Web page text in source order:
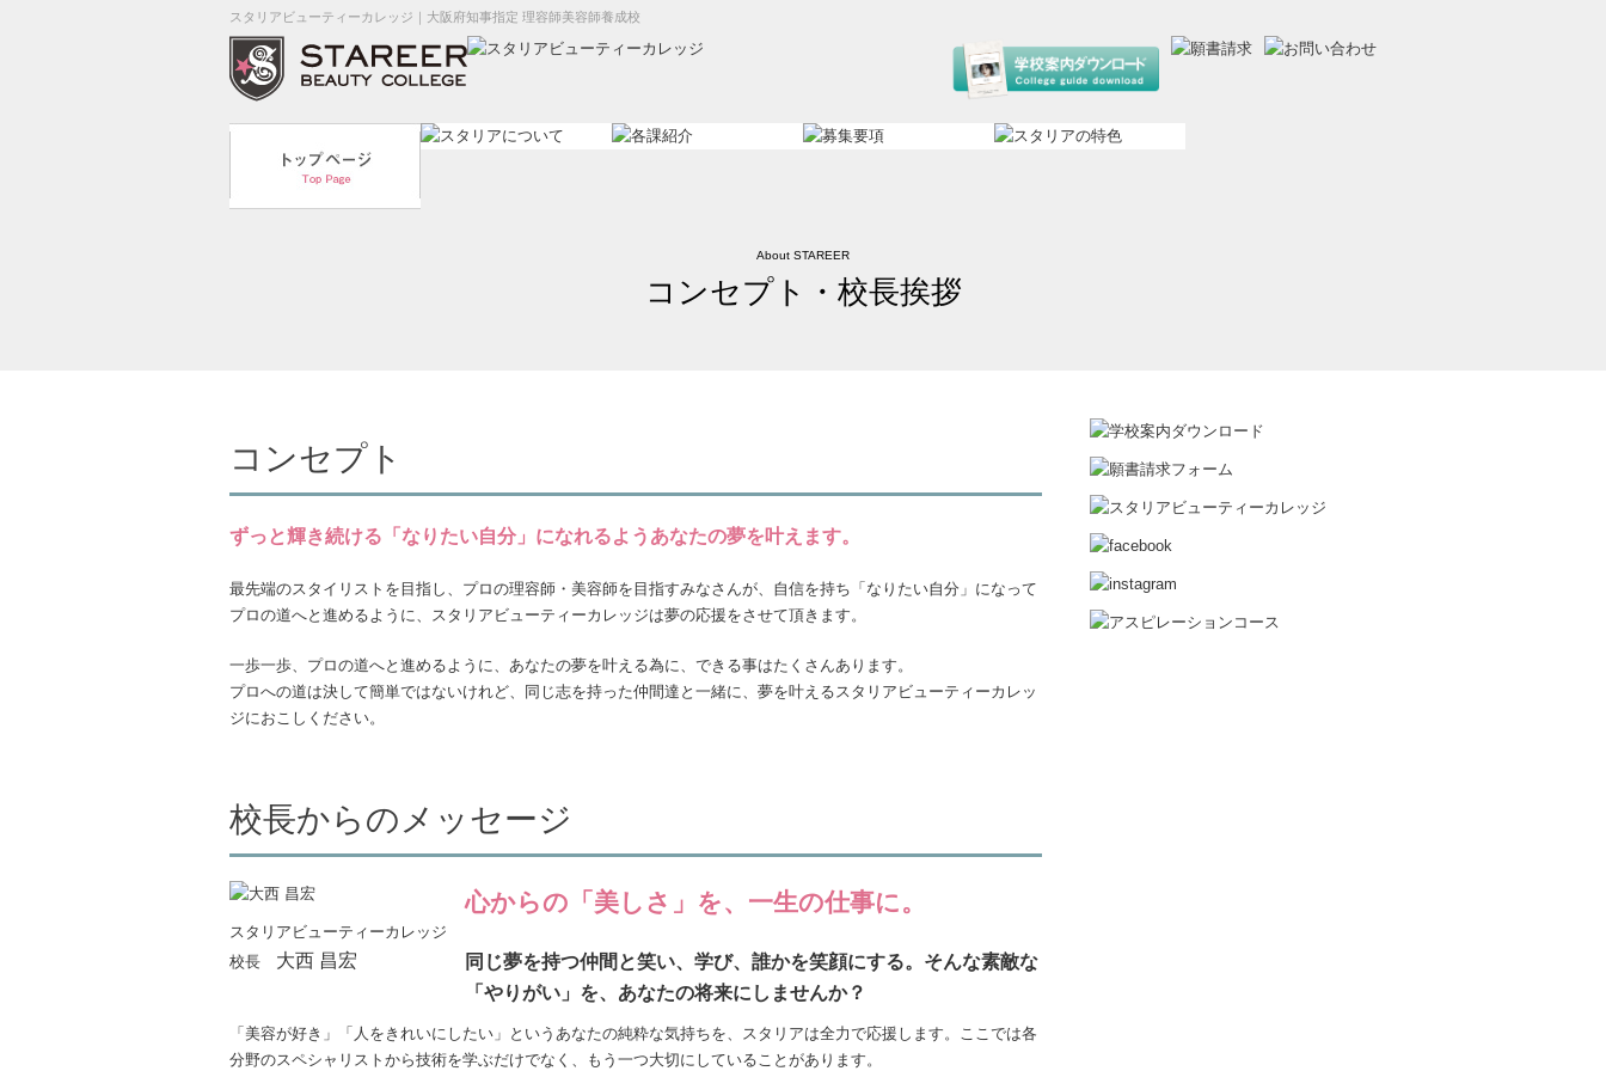
スタリアビューティーカレッジ｜大阪府知事指定 理容師美容師養成校
About STAREER
コンセプト・校長挨拶
コンセプト
ずっと輝き続ける「なりたい自分」になれるようあなたの夢を叶えます。
最先端のスタイリストを目指し、プロの理容師・美容師を目指すみなさんが、自信を持ち「なりたい自分」になって
プロの道へと進めるように、スタリアビューティーカレッジは夢の応援をさせて頂きます。
一歩一歩、プロの道へと進めるように、あなたの夢を叶える為に、できる事はたくさんあります。
プロへの道は決して簡単ではないけれど、同じ志を持った仲間達と一緒に、夢を叶えるスタリアビューティーカレッ
ジにおこしください。
校長からのメッセージ
スタリアビューティーカレッジ
校長 大西 昌宏
心からの「美しさ」を、一生の仕事に。
同じ夢を持つ仲間と笑い、学び、誰かを笑顔にする。そんな素敵な
「やりがい」を、あなたの将来にしませんか？
「美容が好き」「人をきれいにしたい」というあなたの純粋な気持ちを、スタリアは全力で応援します。ここでは各
分野のスペシャリストから技術を学ぶだけでなく、もう一つ大切にしていることがあります。